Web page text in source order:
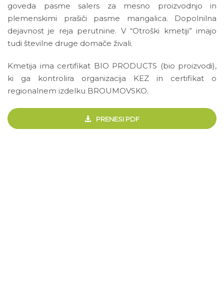
goveda pasme salers za mesno proizvodnjo in
plemenskimi prašiči pasme mangalica. Dopolnilna
dejavnost je reja perutnine. V “Otroški kmetiji” imajo
tudi številne druge domače živali.
Kmetija ima certifikat BIO PRODUCTS (bio proizvodi),
ki ga kontrolira organizacija KEZ in certifikat o
regionalnem izdelku BROUMOVSKO.
PRENESI PDF